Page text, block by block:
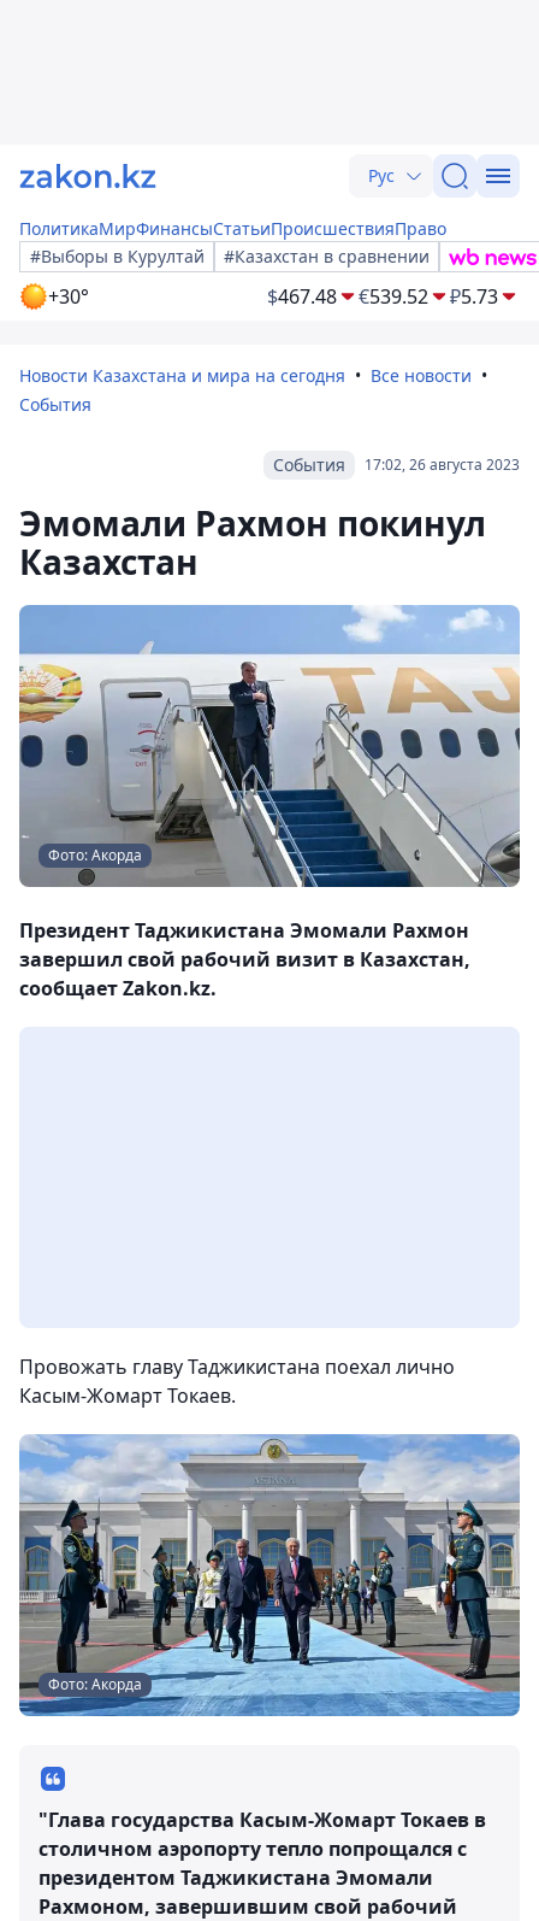
Рус
ПолитикаМирФинансыСтатьиПроисшествияПраво
#Выборы в Курултай
#Казахстан в сравнении
+30° $467.48 €539.52 ₽5.73
Новости Казахстана и мира на сегодня
Все новости
События
17:02, 26 августа 2023
События
Эмомали Рахмон покинул
Казахстан
Фото: Акорда
Президент Таджикистана Эмомали Рахмон
завершил свой рабочий визит в Казахстан,
сообщает Zakon.kz.
Провожать главу Таджикистана поехал лично
Касым-Жомарт Токаев.
Фото: Акорда
"Глава государства Касым-Жомарт Токаев в
столичном аэропорту тепло попрощался с
президентом Таджикистана Эмомали
Рахмоном, завершившим свой рабочий